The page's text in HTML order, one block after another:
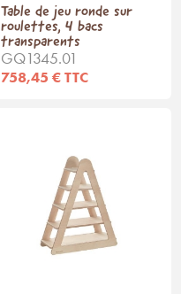
Table de jeu ronde sur
roulettes, 4 bacs
transparents
GQ1345.01
758,45 € TTC